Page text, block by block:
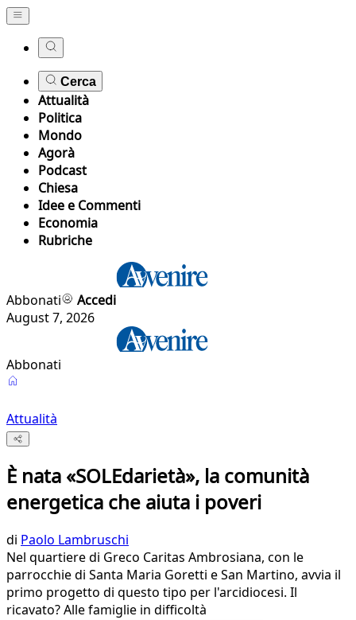
Cerca
Attualità
Politica
Mondo
Agorà
Podcast
Chiesa
Idee e Commenti
Economia
Rubriche
Abbonati
Accedi
August 7, 2026
Abbonati
Attualità
È nata «SOLEdarietà», la comunità
energetica che aiuta i poveri
di Paolo Lambruschi
Nel quartiere di Greco Caritas Ambrosiana, con le
parrocchie di Santa Maria Goretti e San Martino, avvia il
primo progetto di questo tipo per l'arcidiocesi. Il
ricavato? Alle famiglie in difficoltà